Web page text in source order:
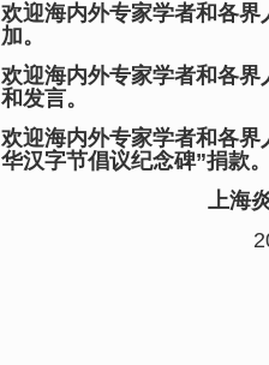
欢迎海内外专家学者和各界
加。
欢迎海内外专家学者和各界
和发言。
欢迎海内外专家学者和各界
华汉字节倡议纪念碑”捐款
上海